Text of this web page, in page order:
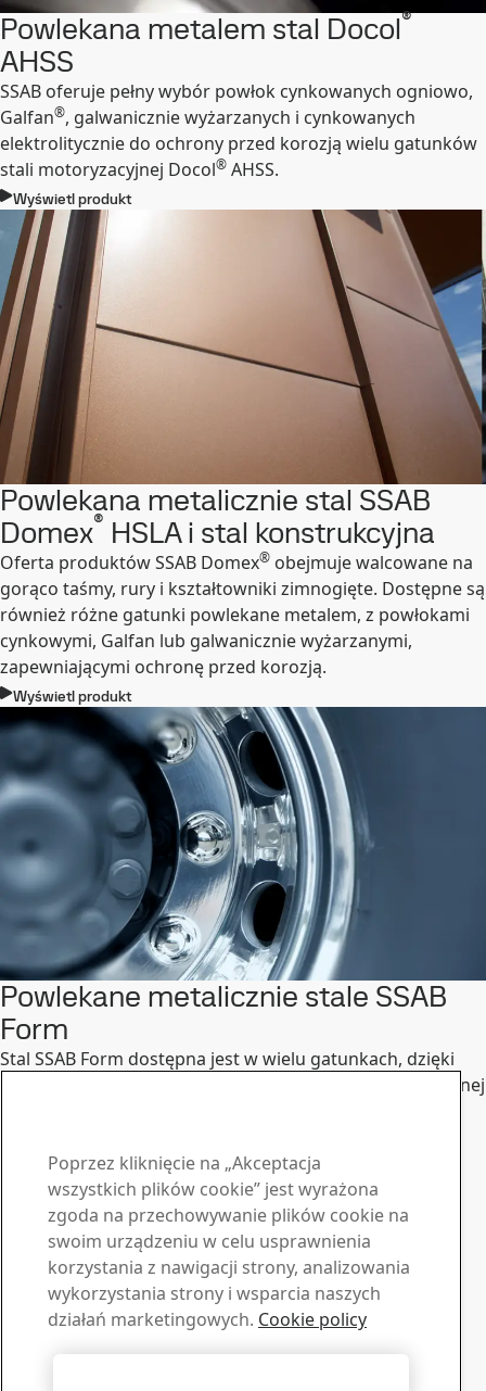
Powlekana metalem stal Docol®
AHSS
SSAB oferuje pełny wybór powłok cynkowanych ogniowo,
Galfan®, galwanicznie wyżarzanych i cynkowanych
elektrolitycznie do ochrony przed korozją wielu gatunków
stali motoryzacyjnej Docol® AHSS.
Wyświetl produkt
Powlekana metalicznie stal SSAB
Domex® HSLA i stal konstrukcyjna
Oferta produktów SSAB Domex® obejmuje walcowane na
gorąco taśmy, rury i kształtowniki zimnogięte. Dostępne są
również różne gatunki powlekane metalem, z powłokami
cynkowymi, Galfan lub galwanicznie wyżarzanymi,
zapewniającymi ochronę przed korozją.
Wyświetl produkt
Powlekane metalicznie stale SSAB
Form
Stal SSAB Form dostępna jest w wielu gatunkach, dzięki
czemu łatwiej jest znaleźć rozwiązanie optymalne dla danej
gorąco i na zimno, gatunków powlekanych metalicznie
oraz rur. Stal może być dostarczana z antykorozyjnym
zabezpieczeniem powierzchni lub bez zabezpieczenia.
Skontaktuj się z SSAB
Skontaktuj się z nami
Jak możemy Ci pomóc?
Poprzez kliknięcie na „Akceptacja
wszystkich plików cookie” jest wyrażona
zgoda na przechowywanie plików cookie na
swoim urządzeniu w celu usprawnienia
korzystania z nawigacji strony, analizowania
wykorzystania strony i wsparcia naszych
działań marketingowych. Cookie policy